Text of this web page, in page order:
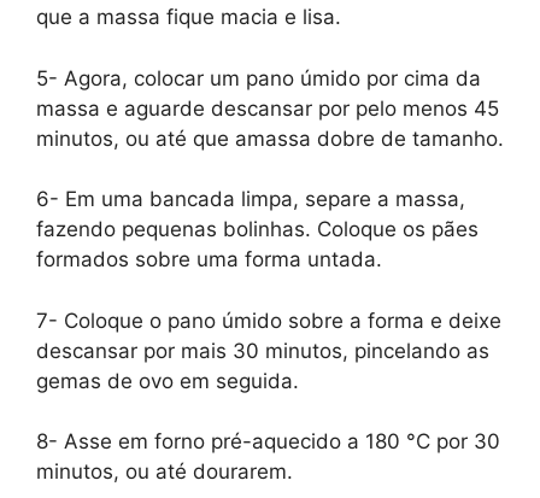
que a massa fique macia e lisa.
5- Agora, colocar um pano úmido por cima da
massa e aguarde descansar por pelo menos 45
minutos, ou até que amassa dobre de tamanho.
6- Em uma bancada limpa, separe a massa,
fazendo pequenas bolinhas. Coloque os pães
formados sobre uma forma untada.
7- Coloque o pano úmido sobre a forma e deixe
descansar por mais 30 minutos, pincelando as
gemas de ovo em seguida.
8- Asse em forno pré-aquecido a 180 °C por 30
minutos, ou até dourarem.